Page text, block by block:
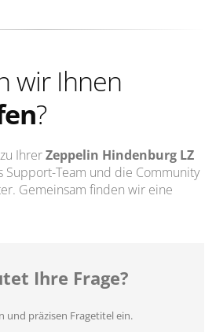
wir Ihnen
?
zu IhrerZeppelin Hindenburg LZ
Support-Team und die Community
Gemeinsam finden wir eine
Ihre Frage?
und präzisen Fragetitel ein.